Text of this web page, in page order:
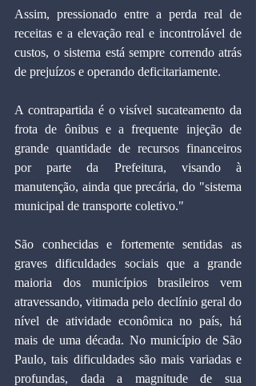
Assim, pressionado entre a perda real de
receitas e a elevação real e incontrolável de
custos, o sistema está sempre correndo atrás
de prejuízos e operando deficitariamente.
A contrapartida é o visível sucateamento da
frota de ônibus e a frequente injeção de
grande quantidade de recursos financeiros
por parte da Prefeitura, visando à
manutenção, ainda que precária, do "sistema
municipal de transporte coletivo."
São conhecidas e fortemente sentidas as
graves dificuldades sociais que a grande
maioria dos municípios brasileiros vem
atravessando, vitimada pelo declínio geral do
nível de atividade econômica no país, há
mais de uma década. No município de São
Paulo, tais dificuldades são mais variadas e
profundas, dada a magnitude de sua